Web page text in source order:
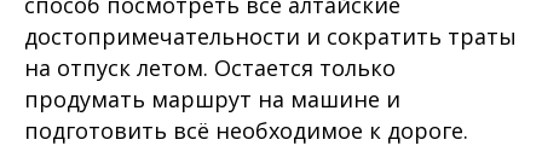
достопримечательности и сократить траты
на отпуск летом. Остается только
продумать маршрут на машине и
подготовить всё необходимое к дороге.